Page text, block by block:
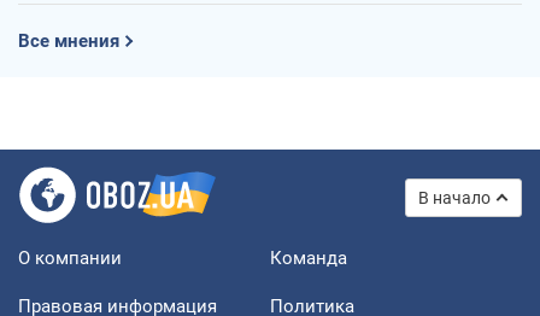
Все мнения
В начало
О компании Команда
Правовая информация
Политика